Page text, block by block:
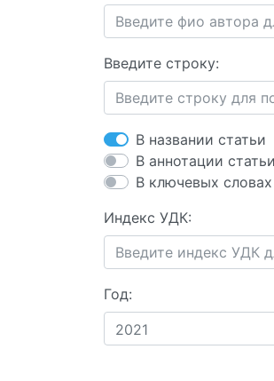
Введите строку:
В названии статьи
В аннотации статьи
В ключевых словах
Индекс УДК:
Год:
2021